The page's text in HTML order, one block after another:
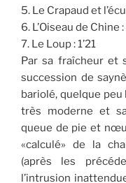
5. Le Crapaud et
6. L’Oiseau de Chine :
7. Le Loup : 1’21
Par sa fraîcheur et
succession de
bariolé, quelque
très moderne et
queue de pie et
«calculé» de la
(après les
l’intrusion